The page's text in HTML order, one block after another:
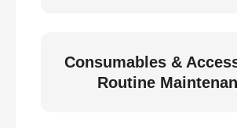
Consumables &
Routine